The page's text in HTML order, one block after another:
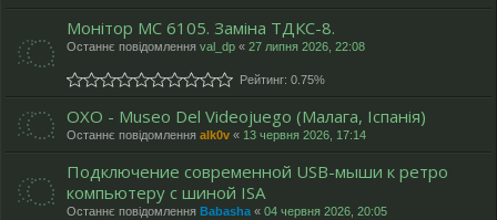
Монітор МС 6105. Заміна ТДКС-8.
Останнє повідомлення val_dp « 27 липня 2026, 22:08
Рейтинг: 0.75%
OXO - Museo Del Videojuego (Малага, Іспанія)
Останнє повідомлення alk0v « 13 червня 2026, 17:14
Подключение современной USB-мыши к ретро
компьютеру с шиной ISA
Останнє повідомлення Babasha « 04 червня 2026, 20:05